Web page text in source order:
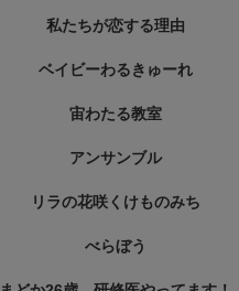
私たちが恋する理由
ベイビーわるきゅーれ
宙わたる教室
アンサンブル
リラの花咲くけものみち
べらぼう